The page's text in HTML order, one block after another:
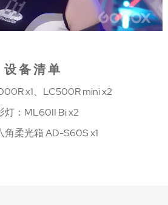
设 备 清 单
x1、LC500R mini x2
灯：ML60II Bi x2
角柔光箱 AD-S60S x1